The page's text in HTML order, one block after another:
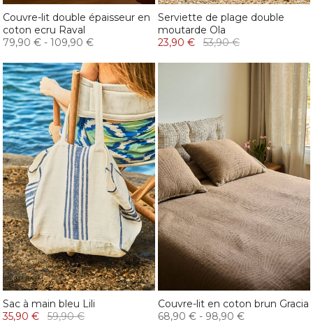
Couvre-lit double épaisseur en
coton ecru Raval
79,90 € - 109,90 €
Serviette de plage double
moutarde Ola
23,90 €
53,90 €
Sac à main bleu Lili
35,90 €
59,90 €
Couvre-lit en coton brun Gracia
68,90 € - 98,90 €